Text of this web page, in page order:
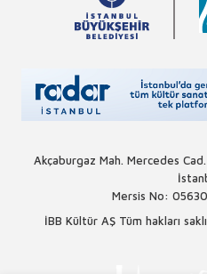
Akçaburgaz Mah. Mercedes
Mersis No:
İBB Kültür AŞ Tüm hakları